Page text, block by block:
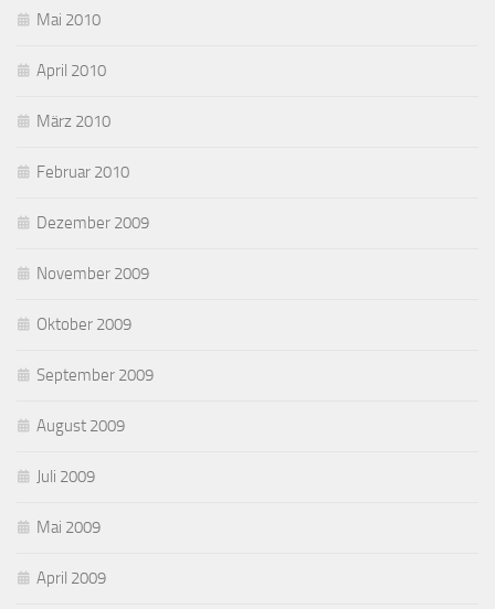
Mai 2010
April 2010
März 2010
Februar 2010
Dezember 2009
November 2009
Oktober 2009
September 2009
August 2009
Juli 2009
Mai 2009
April 2009